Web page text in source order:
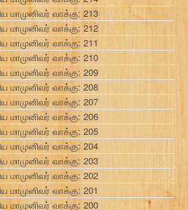
மாமுனிவர் வாக்கு: 213
மாமுனிவர் வாக்கு: 212
மாமுனிவர் வாக்கு: 211
மாமுனிவர் வாக்கு: 210
மாமுனிவர் வாக்கு: 209
மாமுனிவர் வாக்கு: 208
மாமுனிவர் வாக்கு: 207
மாமுனிவர் வாக்கு: 206
மாமுனிவர் வாக்கு: 205
மாமுனிவர் வாக்கு: 204
மாமுனிவர் வாக்கு: 203
மாமுனிவர் வாக்கு: 202
மாமுனிவர் வாக்கு: 201
மாமுனிவர் வாக்கு: 200